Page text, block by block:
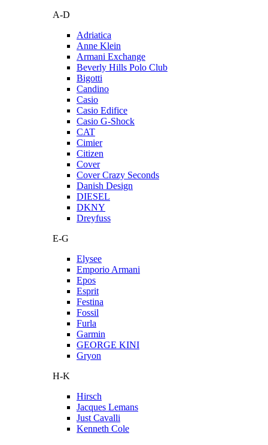
A-D
Adriatica
Anne Klein
Armani Exchange
Beverly Hills Polo Club
Bigotti
Candino
Casio
Casio Edifice
Casio G-Shock
CAT
Cimier
Citizen
Cover
Cover Crazy Seconds
Danish Design
DIESEL
DKNY
Dreyfuss
E-G
Elysee
Emporio Armani
Epos
Esprit
Festina
Fossil
Furla
Garmin
GEORGE KINI
Gryon
H-K
Hirsch
Jacques Lemans
Just Cavalli
Kenneth Cole